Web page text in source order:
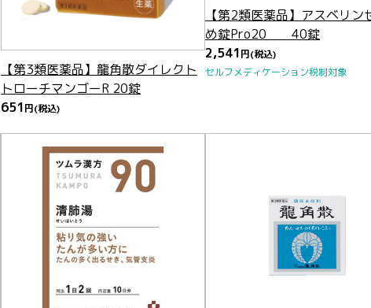
【第3類医薬品】龍角散ダイレクト
トローチマンゴーR 20錠
651円(税込)
【第2類医薬品】アスベリン
め錠Pro20 40錠
2,541円(税込)
セルフメディケーション税制対象